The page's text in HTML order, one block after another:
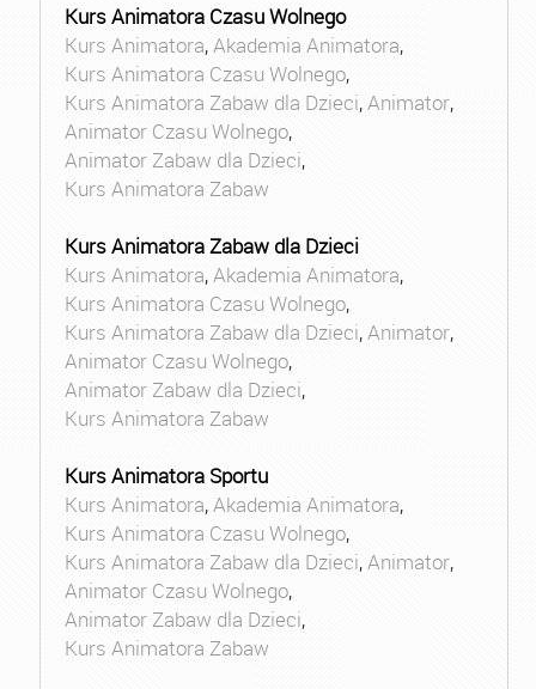
Kurs Animatora Czasu Wolnego
Kurs Animatora,Akademia Animatora,
Kurs Animatora Czasu Wolnego,
Kurs Animatora Zabaw dla Dzieci,Animator,
Animator Czasu Wolnego,
Animator Zabaw dla Dzieci,
Kurs Animatora Zabaw
Kurs Animatora Zabaw dla Dzieci
Kurs Animatora,Akademia Animatora,
Kurs Animatora Czasu Wolnego,
Kurs Animatora Zabaw dla Dzieci,Animator,
Animator Czasu Wolnego,
Animator Zabaw dla Dzieci,
Kurs Animatora Zabaw
Kurs Animatora Sportu
Kurs Animatora,Akademia Animatora,
Kurs Animatora Czasu Wolnego,
Kurs Animatora Zabaw dla Dzieci,Animator,
Animator Czasu Wolnego,
Animator Zabaw dla Dzieci,
Kurs Animatora Zabaw